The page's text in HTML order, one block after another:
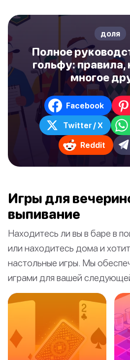
доля
Полное
гольфу: правила,
многое
Facebook
Twitter / X
Reddit
Игры для
выпивание
Находитесь ли вы в баре в
или находитесь дома и
настольные игры. Мы
играми для вашей